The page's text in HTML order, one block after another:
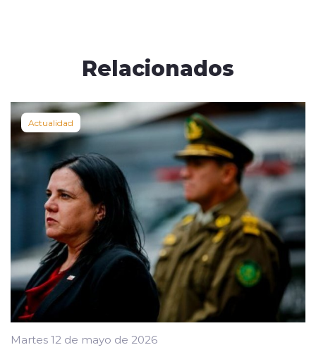
Relacionados
Actualidad
Martes 12 de mayo de 2026